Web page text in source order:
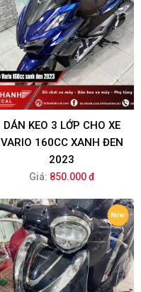
DÁN KEO 3 LỚP CHO XE
VARIO 160CC XANH ĐEN
2023
Giá: 850.000 đ